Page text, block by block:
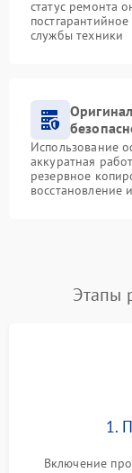
статус ремонта
службы техники
Использование
аккуратная
резервное
Этапы
1.
Включение